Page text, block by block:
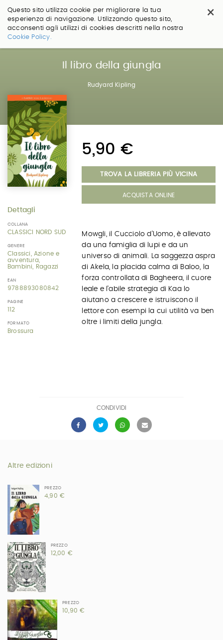
×
Questo sito utilizza cookie per migliorare la tua
esperienza di navigazione. Utilizzando questo sito,
acconsenti agli utilizzi di cookies descritti nella nostra
Cookie Policy.
Salta
Il libro della giungla
Rudyard Kipling
Dettagli
COLLANA
CLASSICI NORD SUD
GENERE
Classici, Azione e
avventura,
Bambini, Ragazzi
EAN
9788893080842
PAGINE
112
FORMATO
Brossura
5,90 €
TROVA LA LIBRERIA PIÙ VICINA
ACQUISTA ONLINE
Mowgli, il Cucciolo d’Uomo, è allevato
da una famiglia di lupi e da un
universo di animali. La saggezza aspra
di Akela, la placida calma di Baloo, la
forza controllata di Bagheera, il cuore
leale e l’abile strategia di Kaa lo
aiutano a crescere e istruiscono il
lettore con esempi la cui utilità va ben
oltre i limiti della jungla.
CONDIVIDI
Altre edizioni
PREZZO
4,90 €
PREZZO
12,00 €
PREZZO
10,90 €